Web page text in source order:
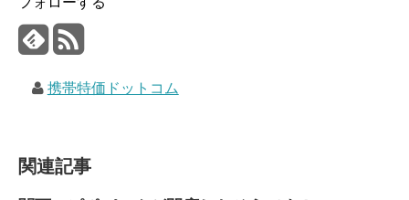
携帯特価ドットコム
関連記事